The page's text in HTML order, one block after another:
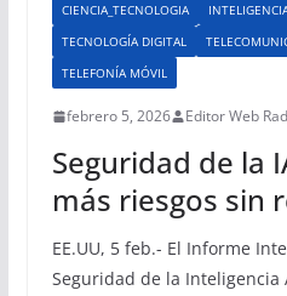
CIENCIA_TECNOLOGIA
TECNOLOGÍA DIGITAL
TELEFONÍA MÓVIL
febrero 5, 2026 Editor Web
Seguridad de la
más riesgos sin
EE.UU, 5 feb.- El Informe
Seguridad de la